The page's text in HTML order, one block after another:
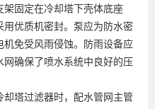
固定在冷却塔下壳体底座
用优质机密封。泵应为防水密
免受风雨侵蚀。防雨设备应
确保了喷水系统中良好的压
塔过滤器时，配水管网主管